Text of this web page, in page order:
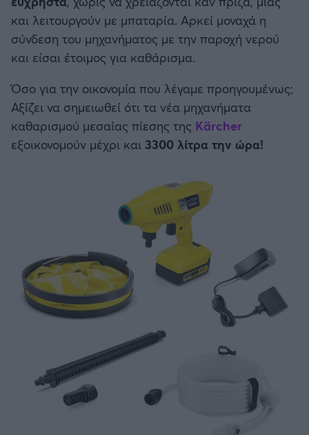
και λειτουργούν με μπαταρία. Αρκεί μοναχά η
σύνδεση του μηχανήματος με την παροχή νερού
και είσαι έτοιμος για καθάρισμα.
Όσο για την οικονομία που λέγαμε προηγουμένως;
Αξίζει να σημειωθεί ότι τα νέα μηχανήματα
καθαρισμού μεσαίας πίεσης της Kärcher
εξοικονομούν μέχρι και 3300 λίτρα την ώρα!